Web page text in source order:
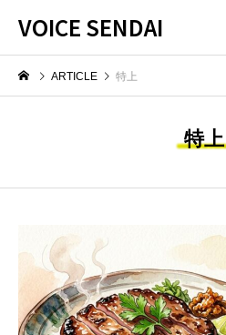
VOICE SENDAI
ARTICLE 特上
特上